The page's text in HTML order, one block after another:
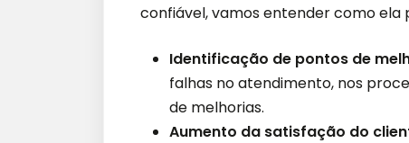
confiável, vamos entender como ela
Identificação de pontos de
falhas no atendimento, nos
de melhorias.
Aumento da satisfação do